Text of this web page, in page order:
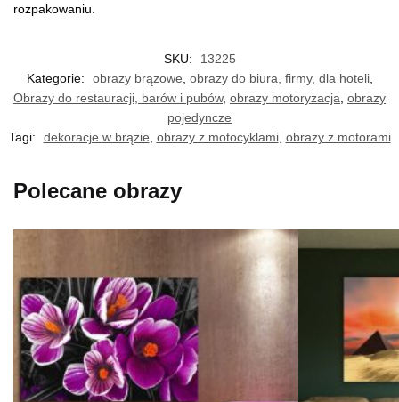
rozpakowaniu.
SKU:
13225
Kategorie:
obrazy brązowe obrazy do biura, firmy, dla hoteli,
Obrazy do restauracji, barów i pubów, obrazy motoryzacja obrazy
pojedyncze
Tagi:
dekoracje w brązie obrazy z motocyklami, obrazy z motorami
Polecane obrazy